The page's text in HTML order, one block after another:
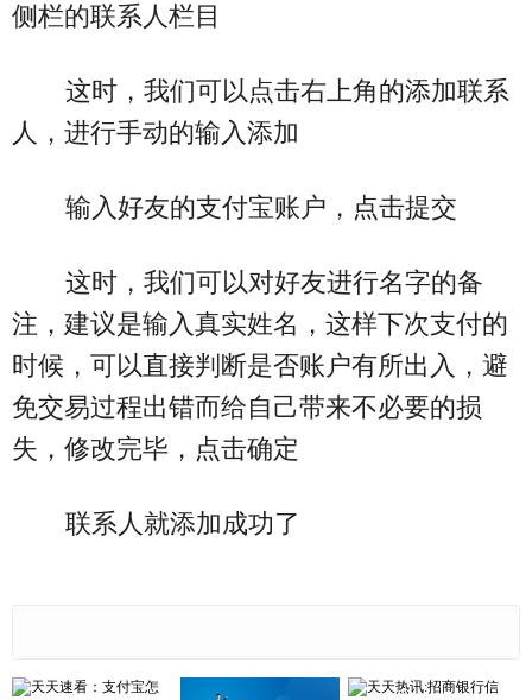
侧栏的联系人栏目
这时，我们可以点击右上角的添加联系
人，进行手动的输入添加
输入好友的支付宝账户，点击提交
这时，我们可以对好友进行名字的备
注，建议是输入真实姓名，这样下次支付的
时候，可以直接判断是否账户有所出入，避
免交易过程出错而给自己带来不必要的损
失，修改完毕，点击确定
联系人就添加成功了